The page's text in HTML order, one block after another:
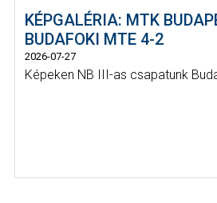
KÉPGALÉRIA: MTK
BUDAFOKI MTE 4-2
2026-07-27
Képeken NB III-as csapatunk